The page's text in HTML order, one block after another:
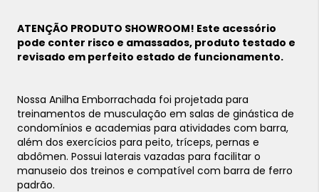
ATENÇÃO PRODUTO SHOWROOM! Este acessório
pode conter risco e amassados, produto testado e
revisado em perfeito estado de funcionamento.
Nossa Anilha Emborrachada foi projetada para
treinamentos de musculação em salas de ginástica de
condomínios e academias para atividades com barra,
além dos exercícios para peito, tríceps, pernas e
abdômen. Possui laterais vazadas para facilitar o
manuseio dos treinos e compatível com barra de ferro
padrão.